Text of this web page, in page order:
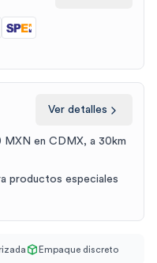
Ver detalles
MXN en CDMX, a 30km
productos especiales
Empaque discreto